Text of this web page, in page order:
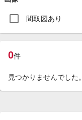
間取図あり
0件
見つかりませんでした。